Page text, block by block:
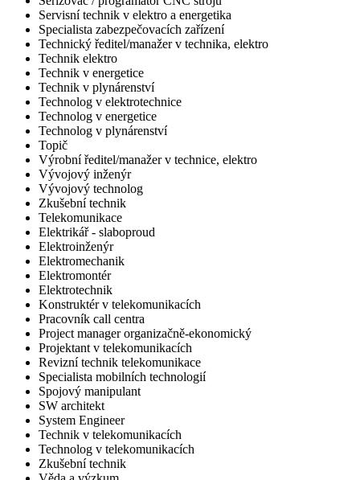
Servisní technik v elektro a energetika
Specialista zabezpečovacích zařízení
Technický ředitel/manažer v technika, elektro
Technik elektro
Technik v energetice
Technik v plynárenství
Technolog v elektrotechnice
Technolog v energetice
Technolog v plynárenství
Topič
Výrobní ředitel/manažer v technice, elektro
Vývojový inženýr
Vývojový technolog
Zkušební technik
Telekomunikace
Elektrikář - slaboproud
Elektroinženýr
Elektromechanik
Elektromontér
Elektrotechnik
Konstruktér v telekomunikacích
Pracovník call centra
Project manager organizačně-ekonomický
Projektant v telekomunikacích
Revizní technik telekomunikace
Specialista mobilních technologií
Spojový manipulant
SW architekt
System Engineer
Technik v telekomunikacích
Technolog v telekomunikacích
Zkušební technik